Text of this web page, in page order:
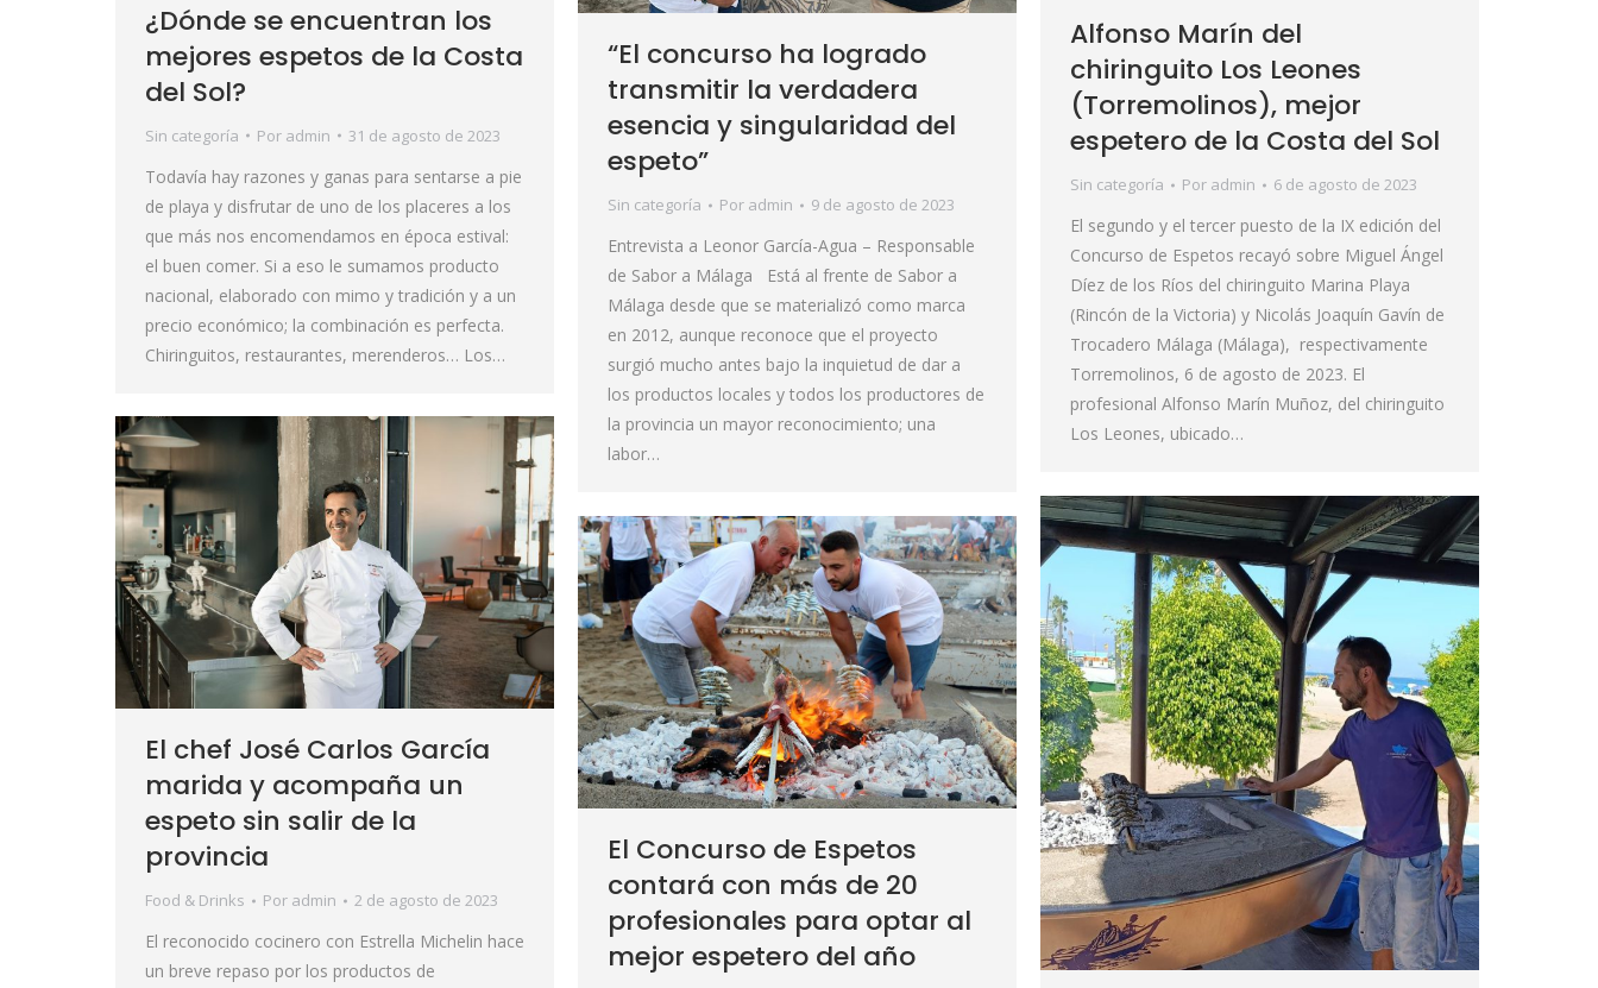
¿Dónde se encuentran los
mejores espetos de la Costa
del Sol?
Sin categoría Por admin 31 de agosto de 2023
Todavía hay razones y ganas para sentarse a pie
de playa y disfrutar de uno de los placeres a los
que más nos encomendamos en época estival:
el buen comer. Si a eso le sumamos producto
nacional, elaborado con mimo y tradición y a un
precio económico; la combinación es perfecta.
Chiringuitos, restaurantes, merenderos… Los…
“El concurso ha logrado
transmitir la verdadera
esencia y singularidad del
espeto”
Sin categoría Por admin 9 de agosto de 2023
Entrevista a Leonor García-Agua – Responsable
de Sabor a Málaga Está al frente de Sabor a
Málaga desde que se materializó como marca
en 2012, aunque reconoce que el proyecto
surgió mucho antes bajo la inquietud de dar a
los productos locales y todos los productores de
la provincia un mayor reconocimiento; una
labor…
Alfonso Marín del
chiringuito Los Leones
(Torremolinos), mejor
espetero de la Costa del Sol
Sin categoría Por admin 6 de agosto de 2023
El segundo y el tercer puesto de la IX edición del
Concurso de Espetos recayó sobre Miguel Ángel
Díez de los Ríos del chiringuito Marina Playa
(Rincón de la Victoria) y Nicolás Joaquín Gavín de
Trocadero Málaga (Málaga), respectivamente
Torremolinos, 6 de agosto de 2023. El
profesional Alfonso Marín Muñoz, del chiringuito
Los Leones, ubicado…
El chef José Carlos García
marida y acompaña un
espeto sin salir de la
provincia
Food & Drinks Por admin 2 de agosto de 2023
El reconocido cocinero con Estrella Michelin hace
un breve repaso por los productos de
El Concurso de Espetos
contará con más de 20
profesionales para optar al
mejor espetero del año